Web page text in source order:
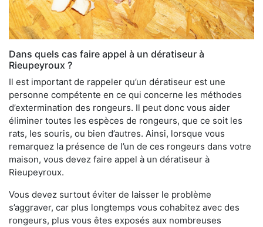
Dans quels cas faire appel à un dératiseur à
Rieupeyroux ?
Il est important de rappeler qu’un dératiseur est une
personne compétente en ce qui concerne les méthodes
d’extermination des rongeurs. Il peut donc vous aider
éliminer toutes les espèces de rongeurs, que ce soit les
rats, les souris, ou bien d’autres. Ainsi, lorsque vous
remarquez la présence de l’un de ces rongeurs dans votre
maison, vous devez faire appel à un dératiseur à
Rieupeyroux.
Vous devez surtout éviter de laisser le problème
s’aggraver, car plus longtemps vous cohabitez avec des
rongeurs, plus vous êtes exposés aux nombreuses